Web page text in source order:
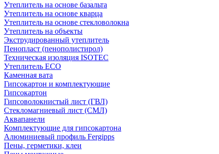
Утеплитель на основе базальта
Утеплитель на основе кварца
Утеплитель на основе стекловолокна
Утеплитель на объекты
Экструдированный утеплитель
Пенопласт (пенополистирол)
Техническая изоляция ISOTEC
Утеплитель ECO
Каменная вата
Гипсокартон и комплектующие
Гипсокартон
Гипсоволокнистый лист (ГВЛ)
Стекломагниевый лист (СМЛ)
Аквапанели
Комплектующие для гипсокартона
Алюминиевый профиль Fergipps
Пены, герметики, клеи